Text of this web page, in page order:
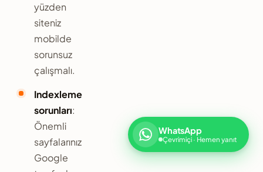
yüzden
siteniz
mobilde
sorunsuz
çalışmalı.
Indexleme
sorunları:
Önemli
sayfalarınız
Google
WhatsApp
Çevrimiçi · Hemen yanıt